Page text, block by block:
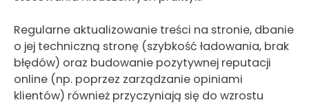
Regularne aktualizowanie treści na stronie, dbanie
o jej techniczną stronę (szybkość ładowania, brak
błędów) oraz budowanie pozytywnej reputacji
online (np. poprzez zarządzanie opiniami
klientów) również przyczyniają się do wzrostu